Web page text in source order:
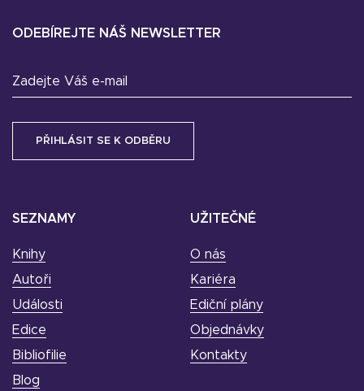
SEZNAMY
Knihy
Autoři
Události
Edice
Bibliofilie
Blog
UŽITEČNÉ
O nás
Kariéra
Ediční plány
Objednávky
Kontakty
ODEBÍREJTE NÁŠ NEWSLETTER
Zadejte Váš e-mail